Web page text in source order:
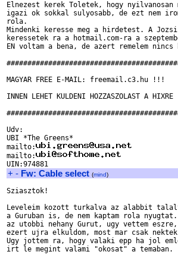
Elnezest kerek Toletek, hogy nyilvanosan
igazi ok sokkal sulyosabb, de ezt nem
rola.
Mindenki keresse meg a hirdetest. A
keressetek ra a hotmail.com-ra a
EN voltam a bena, de azert remelem nincs
MAGYAR FREE E-MAIL: freemail.c3.hu !!!
INNEN LEHET KULDENI HOZZASZOLAST A HIXRE
Udv:
UBI *The Greens*
mailto:
mailto:
+ - Fw: Cable select (mind)
Sziasztok!
Leveleim kozott turkalva az alabbit
a Guruban is, de nem kaptam rola
az utobbi nehany Gurut, ugy vettem
ezert ujra elkuldom, most mar csak
Ugy jottem ra, hogy valaki epp ha jol
irt le megint valami "okosat" a temaban.